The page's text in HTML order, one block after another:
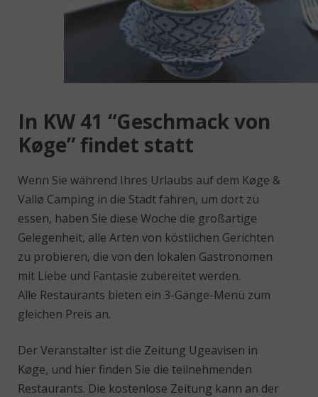
In KW 41 “Geschmack von
Køge” findet statt
Wenn Sie während Ihres Urlaubs auf dem Køge &
Vallø Camping in die Stadt fahren, um dort zu
essen, haben Sie diese Woche die großartige
Gelegenheit, alle Arten von köstlichen Gerichten
zu probieren, die von den lokalen Gastronomen
mit Liebe und Fantasie zubereitet werden.
Alle Restaurants bieten ein 3-Gänge-Menü zum
gleichen Preis an.
Der Veranstalter ist die Zeitung Ugeavisen in
Køge, und hier finden Sie die teilnehmenden
Restaurants. Die kostenlose Zeitung kann an der